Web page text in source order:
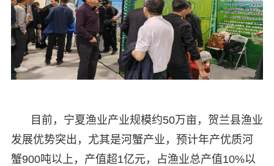
目前，宁夏渔业产业规模约50万亩，贺兰县渔业
发展优势突出，尤其是河蟹产业，预计年产优质河
蟹900吨以上，产值超1亿元，占渔业总产值10%以